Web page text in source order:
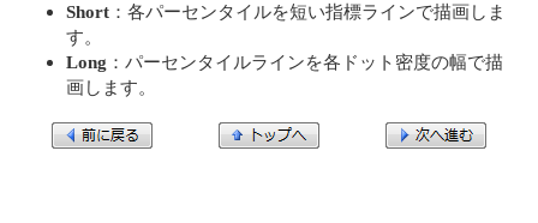
Short ：各パーセンタイルを短い指標ラインで描画しま
す。
Long ：パーセンタイルラインを各ドット密度の幅で描
画します。